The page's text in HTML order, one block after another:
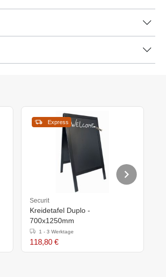
Express
Securit
Kreidetafel Duplo -
700x1250mm
1 - 3 Werktage
118,80 €